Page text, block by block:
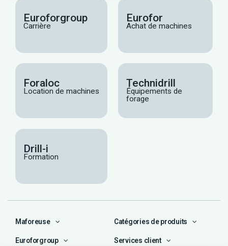
Euroforgroup
Carrière
Eurofor
Achat de machines
Foraloc
Location de machines
Technidrill
Équipements de
forage
Drill-i
Formation
Maforeuse Catégories de produits
Euroforgroup Services client